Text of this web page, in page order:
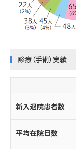
診療（手術）実績
新入退院患者数
平均在院日数